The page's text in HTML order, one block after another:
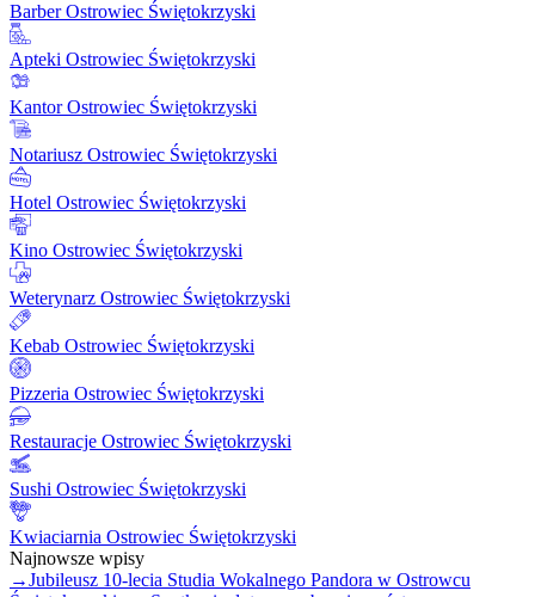
Barber Ostrowiec Świętokrzyski
Apteki Ostrowiec Świętokrzyski
Kantor Ostrowiec Świętokrzyski
Notariusz Ostrowiec Świętokrzyski
Hotel Ostrowiec Świętokrzyski
Kino Ostrowiec Świętokrzyski
Weterynarz Ostrowiec Świętokrzyski
Kebab Ostrowiec Świętokrzyski
Pizzeria Ostrowiec Świętokrzyski
Restauracje Ostrowiec Świętokrzyski
Sushi Ostrowiec Świętokrzyski
Kwiaciarnia Ostrowiec Świętokrzyski
Najnowsze wpisy
→Jubileusz 10-lecia Studia Wokalnego Pandora w Ostrowcu